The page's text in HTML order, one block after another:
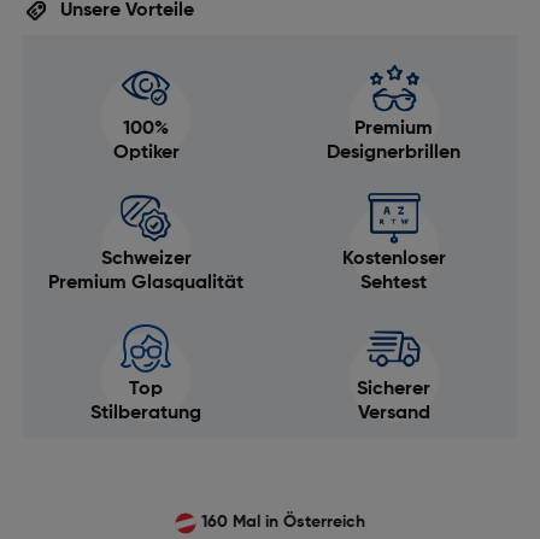
Unsere Vorteile
100%
Optiker
Premium
Designerbrillen
Schweizer
Premium Glasqualität
Kostenloser
Sehtest
Top
Stilberatung
Sicherer
Versand
160 Mal in Österreich